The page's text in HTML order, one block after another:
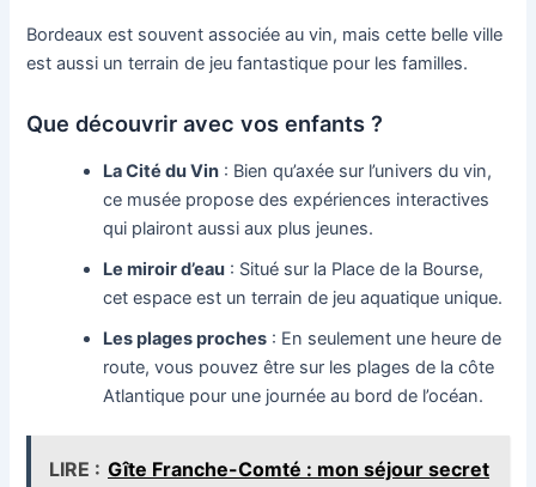
Bordeaux est souvent associée au vin, mais cette belle ville
est aussi un terrain de jeu fantastique pour les familles.
Que découvrir avec vos enfants ?
La Cité du Vin : Bien qu’axée sur l’univers du vin,
ce musée propose des expériences interactives
qui plairont aussi aux plus jeunes.
Le miroir d’eau : Situé sur la Place de la Bourse,
cet espace est un terrain de jeu aquatique unique.
Les plages proches : En seulement une heure de
route, vous pouvez être sur les plages de la côte
Atlantique pour une journée au bord de l’océan.
LIRE : Gîte Franche-Comté : mon séjour secret